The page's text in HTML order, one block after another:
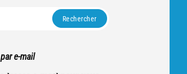
e-mail